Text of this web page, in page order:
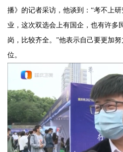
播》的记者采访，他谈到：“考不上
业，这次双选会上有国企，也有许多
岗，比较齐全。”他表示自己要更加
位。